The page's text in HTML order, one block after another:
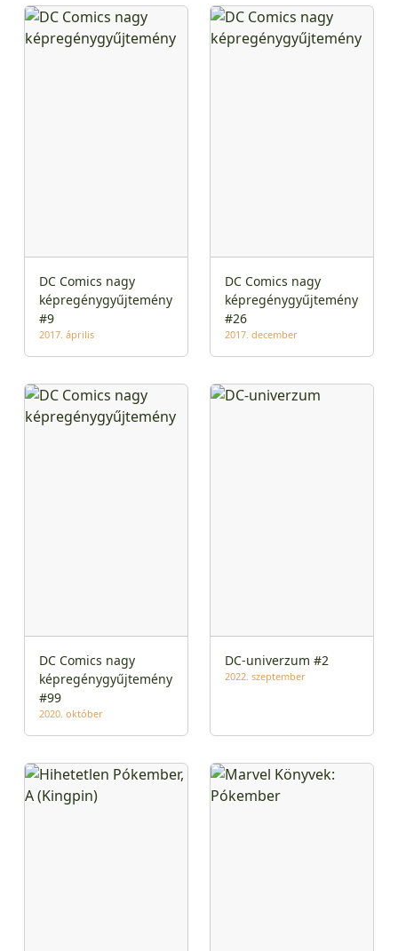
DC Comics nagy
képregénygyűjtemény
#9
2017. április
DC Comics nagy
képregénygyűjtemény
#26
2017. december
DC Comics nagy
képregénygyűjtemény
#99
2020. október
DC-univerzum #2
2022. szeptember